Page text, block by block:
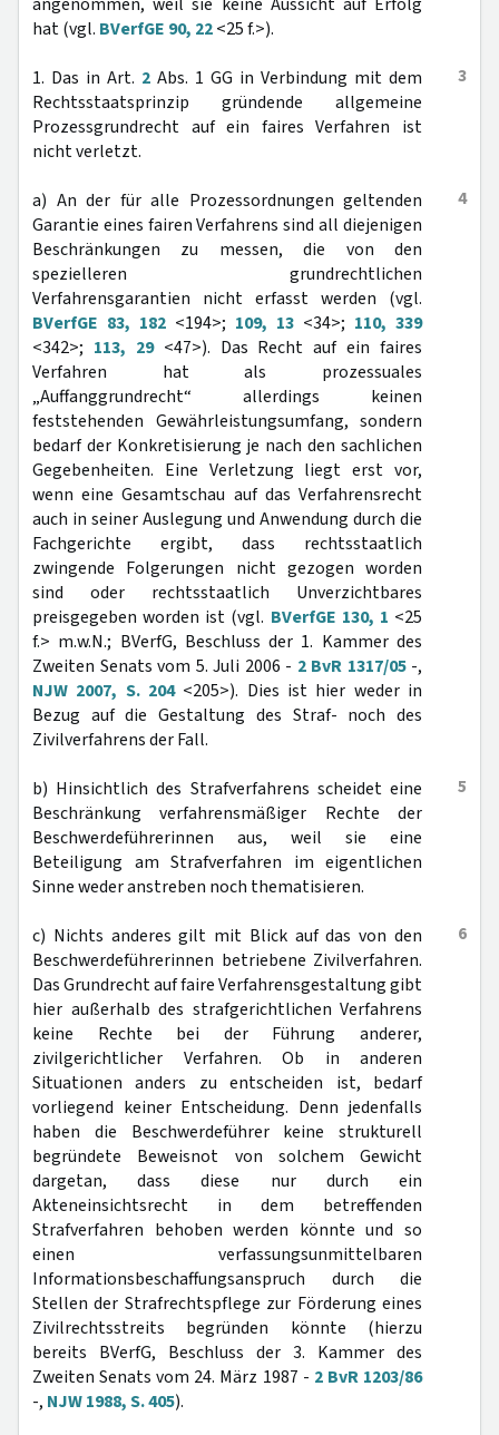
hat (vgl. BVerfGE 90, 22<25 f.>).
3
1. Das in Art. 2 Abs. 1 GG in Verbindung mit dem
Rechtsstaatsprinzip gründende allgemeine
Prozessgrundrecht auf ein faires Verfahren ist
nicht verletzt.
4
a) An der für alle Prozessordnungen geltenden
Garantie eines fairen Verfahrens sind all diejenigen
Beschränkungen zu messen, die von den
spezielleren grundrechtlichen
Verfahrensgarantien nicht erfasst werden (vgl.
BVerfGE 83, 182 <194>; 109, 13 <34>; 110, 339
<342>; 113, 29<47>). Das Recht auf ein faires
Verfahren hat als prozessuales
„Auffanggrundrecht“ allerdings keinen
feststehenden Gewährleistungsumfang, sondern
bedarf der Konkretisierung je nach den sachlichen
Gegebenheiten. Eine Verletzung liegt erst vor,
wenn eine Gesamtschau auf das Verfahrensrecht
auch in seiner Auslegung und Anwendung durch die
Fachgerichte ergibt, dass rechtsstaatlich
zwingende Folgerungen nicht gezogen worden
sind oder rechtsstaatlich Unverzichtbares
preisgegeben worden ist (vgl. BVerfGE 130, 1 <25
f.> m.w.N.; BVerfG, Beschluss der 1. Kammer des
Zweiten Senats vom 5. Juli 2006 - 2 BvR 1317/05-,
NJW 2007, S. 204<205>). Dies ist hier weder in
Bezug auf die Gestaltung des Straf- noch des
Zivilverfahrens der Fall.
5
b) Hinsichtlich des Strafverfahrens scheidet eine
Beschränkung verfahrensmäßiger Rechte der
Beschwerdeführerinnen aus, weil sie eine
Beteiligung am Strafverfahren im eigentlichen
Sinne weder anstreben noch thematisieren.
6
c) Nichts anderes gilt mit Blick auf das von den
Beschwerdeführerinnen betriebene Zivilverfahren.
Das Grundrecht auf faire Verfahrensgestaltung gibt
hier außerhalb des strafgerichtlichen Verfahrens
keine Rechte bei der Führung anderer,
zivilgerichtlicher Verfahren. Ob in anderen
Situationen anders zu entscheiden ist, bedarf
vorliegend keiner Entscheidung. Denn jedenfalls
haben die Beschwerdeführer keine strukturell
begründete Beweisnot von solchem Gewicht
dargetan, dass diese nur durch ein
Akteneinsichtsrecht in dem betreffenden
Strafverfahren behoben werden könnte und so
einen verfassungsunmittelbaren
Informationsbeschaffungsanspruch durch die
Stellen der Strafrechtspflege zur Förderung eines
Zivilrechtsstreits begründen könnte (hierzu
bereits BVerfG, Beschluss der 3. Kammer des
Zweiten Senats vom 24. März 1987 - 2 BvR 1203/86
-, NJW 1988, S. 405).